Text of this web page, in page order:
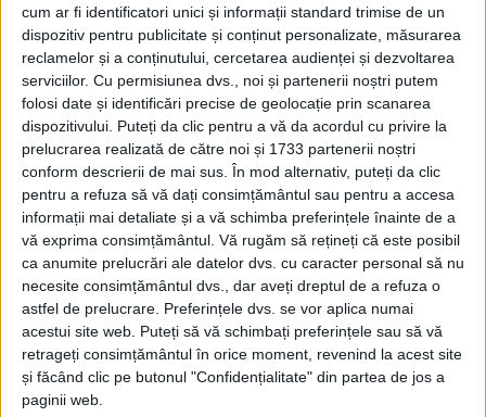
cum ar fi identificatori unici și informații standard trimise de un
dispozitiv pentru publicitate și conținut personalizate, măsurarea
reclamelor și a conținutului, cercetarea audienței și dezvoltarea
serviciilor. Cu permisiunea dvs., noi și partenerii noștri putem
folosi date și identificări precise de geolocație prin scanarea
dispozitivului. Puteți da clic pentru a vă da acordul cu privire la
prelucrarea realizată de către noi și 1733 partenerii noștri
conform descrierii de mai sus. În mod alternativ, puteți da clic
pentru a refuza să vă dați consimțământul sau pentru a accesa
informații mai detaliate și a vă schimba preferințele înainte de a
vă exprima consimțământul. Vă rugăm să rețineți că este posibil
ca anumite prelucrări ale datelor dvs. cu caracter personal să nu
necesite consimțământul dvs., dar aveți dreptul de a refuza o
astfel de prelucrare. Preferințele dvs. se vor aplica numai
acestui site web. Puteți să vă schimbați preferințele sau să vă
retrageți consimțământul în orice moment, revenind la acest site
și făcând clic pe butonul "Confidențialitate" din partea de jos a
paginii web.
Etichetă: șoseaua de centură Gura
Humorului